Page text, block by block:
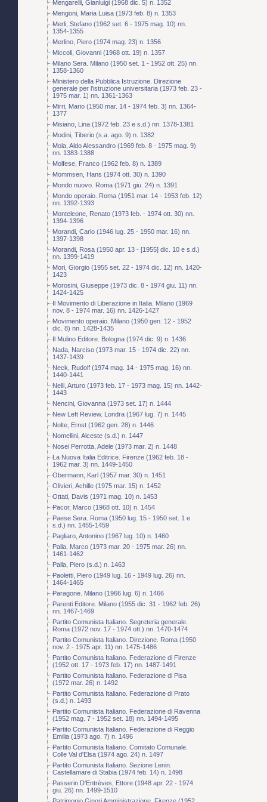
Mengarelli, Gianluigi (1968 dic. 5) n. 1352
Mengoni, Maria Luisa (1973 feb. 8) n. 1353
Merli, Stefano (1962 set. 6 - 1975 mag. 10) nn.
1354-1355
Merlino, Piero (1974 mag. 23) n. 1356
Miccoli, Giovanni (1968 ott. 19) n. 1357
Milano Sera. Milano (1950 set. 1 - 1952 ott. 25) nn.
1358-1360
Ministero della Pubblica Istruzione. Direzione
generale per l'istruzione universitaria (1973 feb. 23 -
1975 mar. 1) nn. 1361-1363
Mirri, Mario (1950 mar. 14 - 1974 feb. 3) nn. 1364-
1377
Misiano, Lina (1972 feb. 23 e s.d.) nn. 1378-1381
Modini, Tiberio (s.a. ago. 9) n. 1382
Mola, Aldo Alessandro (1969 feb. 8 - 1975 mag. 9)
nn. 1383-1388
Molfese, Franco (1962 feb. 8) n. 1389
Mommsen, Hans (1974 ott. 30) n. 1390
Mondo nuovo. Roma (1971 giu. 24) n. 1391
Mondo operaio. Roma (1951 mar. 14 - 1953 feb. 12)
nn. 1392-1393
Monteleone, Renato (1973 feb. - 1974 ott. 30) nn.
1394-1396
Morandi, Carlo (1946 lug. 25 - 1950 mar. 16) nn.
1397-1398
Morandi, Rosa (1950 apr. 13 - [1955] dic. 10 e s.d.)
nn. 1399-1419
Mori, Giorgio (1955 set. 22 - 1974 dic. 12) nn. 1420-
1423
Morosini, Giuseppe (1973 dic. 8 - 1974 giu. 11) nn.
1424-1425
Il Movimento di Liberazione in Italia. Milano (1969
nov. 8 - 1974 mar. 16) nn. 1426-1427
Movimento operaio. Milano (1950 gen. 12 - 1952
dic. 8) nn. 1428-1435
Il Mulino Editore. Bologna (1974 dic. 9) n. 1436
Nada, Narciso (1973 mar. 15 - 1974 dic. 22) nn.
1437-1439
Neck, Rudolf (1974 mag. 14 - 1975 mag. 16) nn.
1440-1441
Nelli, Arturo (1973 feb. 17 - 1973 mag. 15) nn. 1442-
1443
Nencini, Giovanna (1973 set. 17) n. 1444
New Left Review. Londra (1967 lug. 7) n. 1445
Nolte, Ernst (1962 gen. 28) n. 1446
Nomellini, Alceste (s.d.) n. 1447
Nosei Perrotta, Adele (1973 mar. 2) n. 1448
La Nuova Italia Editrice. Firenze (1962 feb. 18 -
1962 mar. 3) nn. 1449-1450
Obermann, Karl (1957 mar. 30) n. 1451
Olivieri, Achille (1975 mar. 15) n. 1452
Ottati, Davis (1971 mag. 10) n. 1453
Pacor, Marco (1968 ott. 10) n. 1454
Paese Sera. Roma (1950 lug. 15 - 1950 set. 1 e
s.d.) nn. 1455-1459
Pagliaro, Antonino (1967 lug. 10) n. 1460
Palla, Marco (1973 mar. 20 - 1975 mar. 26) nn.
1461-1462
Palla, Piero (s.d.) n. 1463
Paoletti, Piero (1949 lug. 16 - 1949 lug. 26) nn.
1464-1465
Paragone. Milano (1966 lug. 6) n. 1466
Parenti Editore. Milano (1955 dic. 31 - 1962 feb. 26)
nn. 1467-1469
Partito Comunista Italiano. Segreteria generale.
Roma (1972 nov. 17 - 1974 ott.) nn. 1470-1474
Partito Comunista Italiano. Direzione. Roma (1950
nov. 2 - 1975 apr. 11) nn. 1475-1486
Partito Comunista Italiano. Federazione di Firenze
(1952 ott. 17 - 1973 feb. 17) nn. 1487-1491
Partito Comunista Italiano. Federazione di Pisa
(1972 mar. 26) n. 1492
Partito Comunista Italiano. Federazione di Prato
(s.d.) n. 1493
Partito Comunista Italiano. Federazione di Ravenna
(1952 mag. 7 - 1952 set. 18) nn. 1494-1495
Partito Comunista Italiano. Federazione di Reggio
Emilia (1973 ago. 7) n. 1496
Partito Comunista Italiano. Comitato Comunale.
Colle Val d'Elsa (1974 ago. 24) n. 1497
Partito Comunista Italiano. Sezione Lenin.
Castellamare di Stabia (1974 feb. 14) n. 1498
Passerin D'Entrèves, Ettore (1948 apr. 22 - 1974
giu. 26) nn. 1499-1510
Patrimonio Ginori Amministrazione. Firenze (1952